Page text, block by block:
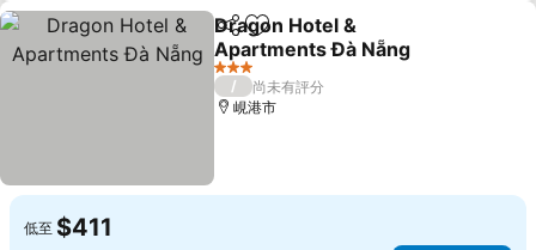
分享 加入我的最愛
Dragon Hotel &
Apartments Đà Nẵng
3 星級
/
尚未有評分
峴港市
低至 $411